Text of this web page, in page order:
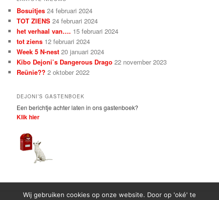
Bosuitjes 24 februari 2024
TOT ZIENS 24 februari 2024
het verhaal van…. 15 februari 2024
tot ziens 12 februari 2024
Week 5 N-nest 20 januari 2024
Kibo Dejoni’s Dangerous Drago 22 november 2023
Reünie?? 2 oktober 2022
DEJONI’S GASTENBOEK
Een berichtje achter laten in ons gastenboek?
Klik hier
Wij gebruiken cookies op onze website. Door op 'oké' te